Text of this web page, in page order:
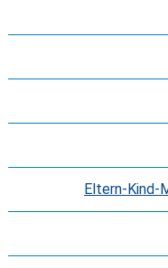
Eltern-Kind-